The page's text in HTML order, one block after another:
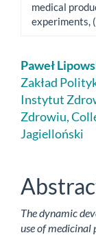
medical
experiments,
Main
Article
Paweł
Zakład
Instytut
Zdrowiu,
Jagielloński
The dynamic
use of medicinal